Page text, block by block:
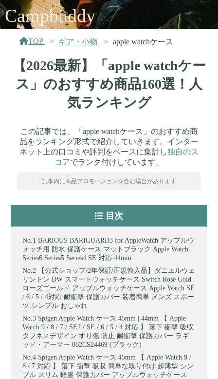
Campbuddy
TOP ギア・小物 apple watchケース
【2026最新】「apple watchケー
ス」のおすすめ商品160選！人
気ランキング
この記事では、「apple watchケース」のおすすめ商
品をランキング形式で紹介していきます。インター
ネット上の口コミや評判をベースに集計し独自のス
コアでランク付けしています。
記事内に商品プロモーションを含む場合があります
目次
BARIOUS BARIGUARD3 for AppleWatch アップルウ
ォッチ用 防水 保護ケース マットブラック Apple Watch
Series6 Series5 Series4 SE 対応 44mm
【公式ショップ/2年保証/正規輸入品】ダニエルウェ
リントン DW スマートウォッチケース Switch Rose Gold
ローズゴールド アップルウォッチケース Apple Watch SE
/ 6 / 5 / 4対応 耐衝撃 保護カバー 装着簡単 メンズ スポー
ツ シンプル おしゃれ
Spigen Apple Watch ケース 45mm | 44mm 【 Apple
Watch 9 / 8 / 7 / SE2 / SE / 6 / 5 / 4 対応 】 落下 衝撃 吸収
タフネスデザイン すり傷 防止 耐衝撃 保護カバー ラギ
ッド・アーマー 062CS24469 (ブラック)
Spigen Apple Watch ケース 45mm 【 Apple Watch 9 /
8 / 7 対応 】 落下 衝撃 吸収 簡単な取り付け 超薄型 シン
プル スリム 軽量 保護カバー アップルウォッチケース